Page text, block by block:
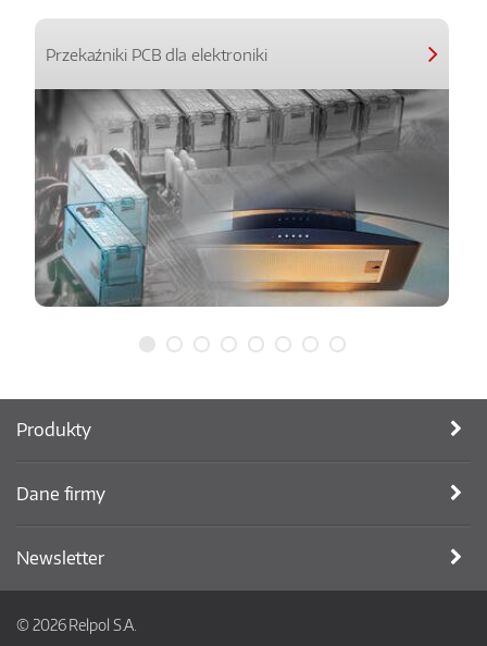
Przekaźniki PCB dla elektroniki
Produkty
Dane firmy
Newsletter
© 2026 Relpol S.A.